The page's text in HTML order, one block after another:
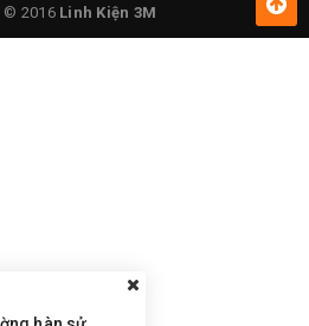
© 2016 Linh Kiện 3M